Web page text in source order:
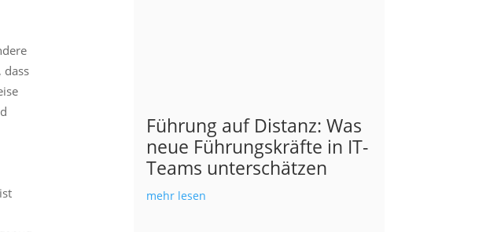
dass
Führung auf Distanz: Was
neue Führungskräfte in IT-
Teams unterschätzen
mehr lesen